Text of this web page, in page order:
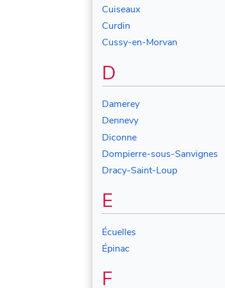
Cuiseaux
Curdin
Cussy-en-Morvan
D
Damerey
Dennevy
Diconne
Dompierre-sous-Sanvignes
Dracy-Saint-Loup
E
Écuelles
Épinac
F